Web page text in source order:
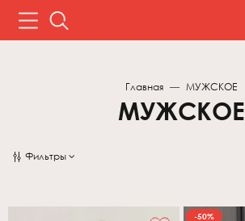
Главная МУЖСКОЕ
МУЖСКОЕ
Фильтры
-50%